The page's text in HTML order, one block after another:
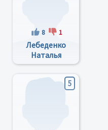
8 1
Лебеденко
Наталья
Петровна
5